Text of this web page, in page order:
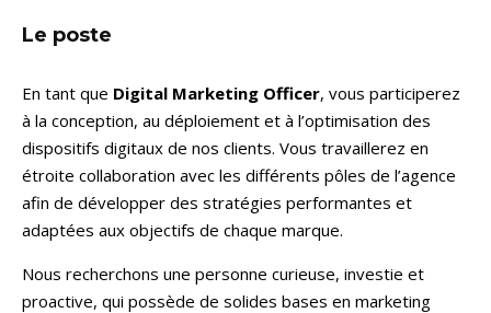
Le poste
En tant que Digital Marketing Officer, vous participerez
à la conception, au déploiement et à l’optimisation des
dispositifs digitaux de nos clients. Vous travaillerez en
étroite collaboration avec les différents pôles de l’agence
afin de développer des stratégies performantes et
adaptées aux objectifs de chaque marque.
Nous recherchons une personne curieuse, investie et
proactive, qui possède de solides bases en marketing